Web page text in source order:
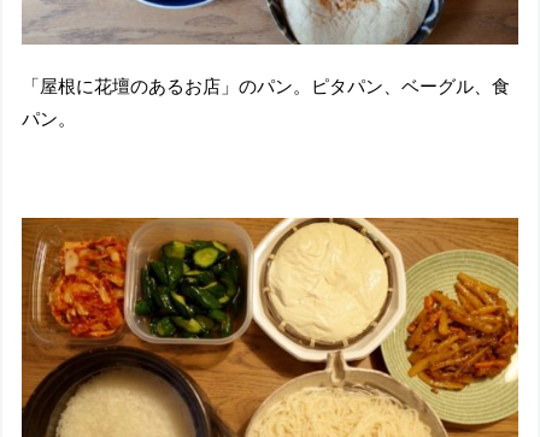
「屋根に花壇のあるお店」のパン。ピタパン、ベーグル、食
パン。